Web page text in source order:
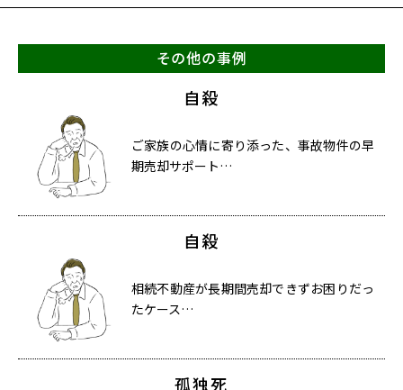
その他の事例
自殺
ご家族の心情に寄り添った、事故物件の早
期売却サポート…
自殺
相続不動産が長期間売却できずお困りだっ
たケース…
孤独死